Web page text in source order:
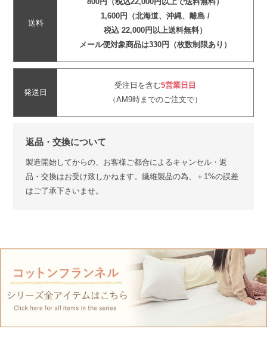
送料
1,600円（北海道、沖縄、離島 /
税込 22,000円以上送料無料）
メール便対象商品は330円（枚数制限あり）
発送日
受注日を含む5営業日目
（AM9時までのご注文で）
返品・交換について
製造開始してからの、お客様ご都合によるキャンセル・返
品・交換はお受け致しかねます。繊維製品の為、＋1%の誤差
はご了承下さいませ。